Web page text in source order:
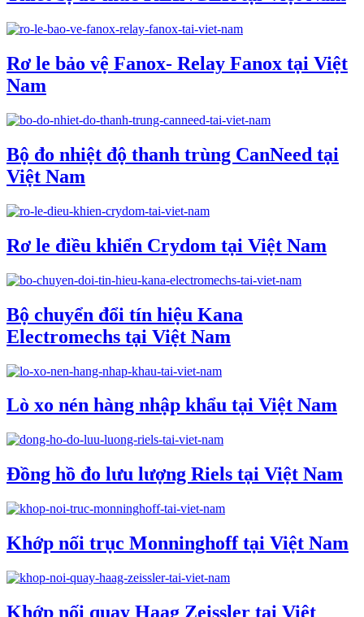
Rơ le bảo vệ Fanox- Relay Fanox tại Việt
Nam
Bộ đo nhiệt độ thanh trùng CanNeed tại
Việt Nam
Rơ le điều khiển Crydom tại Việt Nam
Bộ chuyển đổi tín hiệu Kana
Electromechs tại Việt Nam
Lò xo nén hàng nhập khẩu tại Việt Nam
Đồng hồ đo lưu lượng Riels tại Việt Nam
Khớp nối trục Monninghoff tại Việt Nam
Khớp nối quay Haag Zeissler tại Việt